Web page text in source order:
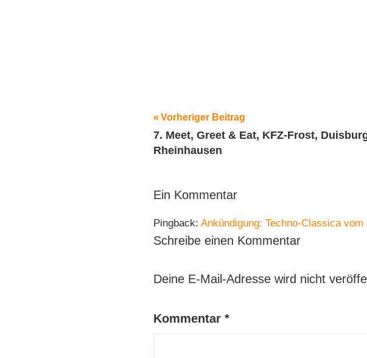
Schlagwörter:
2015,
Messe,
Classica,
Youngtimer
Beitragsnavigation
Vorheriger Beitrag
7. Meet, Greet & Eat, KFZ-Frost,
Rheinhausen
Ein Kommentar
Pingback: Ankündigung: Techno-Classica
Schreibe einen Kommentar
Deine E-Mail-Adresse wird nicht
Kommentar *